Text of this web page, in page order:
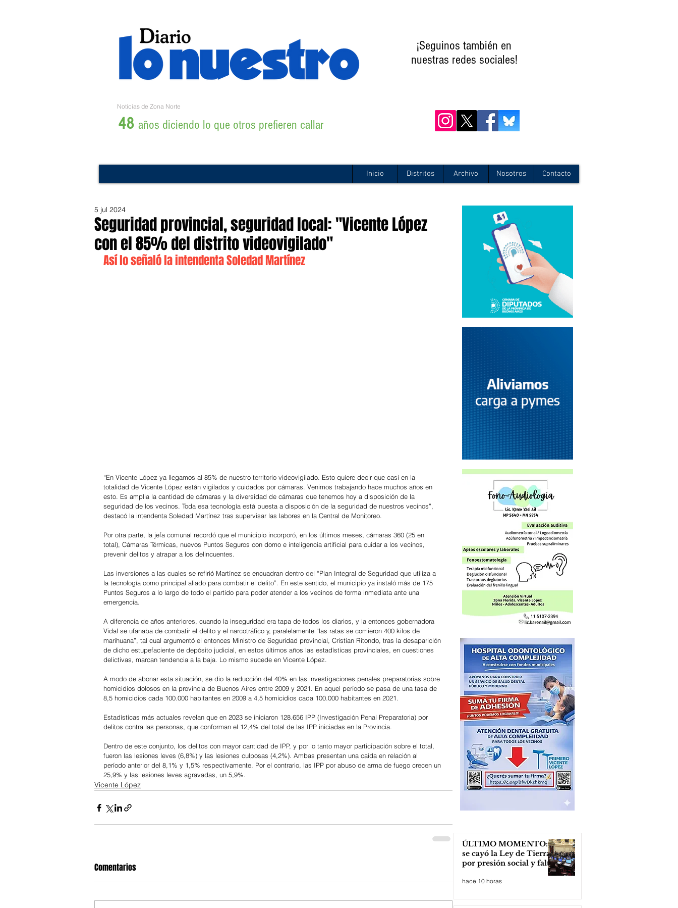
¡Seguinos también en
nuestras redes sociales!
Noticias de Zona Norte
48 años diciendo lo que otros prefieren callar
Inicio Distritos Archivo Nosotros Contacto
Seguridad provincial, seguridad local: "Vicente López
con el 85% del distrito videovigilado"
5 jul 2024
Así lo señaló la intendenta Soledad Martínez
“En Vicente López ya llegamos al 85% de nuestro territorio videovigilado. Esto quiere decir que casi en la
totalidad de Vicente López están vigilados y cuidados por cámaras. Venimos trabajando hace muchos años en
esto. Es amplia la cantidad de cámaras y la diversidad de cámaras que tenemos hoy a disposición de la
seguridad de los vecinos. Toda esa tecnología está puesta a disposición de la seguridad de nuestros vecinos”,
destacó la intendenta Soledad Martínez tras supervisar las labores en la Central de Monitoreo.
Por otra parte, la jefa comunal recordó que el municipio incorporó, en los últimos meses, cámaras 360 (25 en
total), Cámaras Térmicas, nuevos Puntos Seguros con domo e inteligencia artificial para cuidar a los vecinos,
prevenir delitos y atrapar a los delincuentes.
Las inversiones a las cuales se refirió Martínez se encuadran dentro del “Plan Integral de Seguridad que utiliza a
la tecnología como principal aliado para combatir el delito”. En este sentido, el municipio ya instaló más de 175
Puntos Seguros a lo largo de todo el partido para poder atender a los vecinos de forma inmediata ante una
emergencia.
A diferencia de años anteriores, cuando la inseguridad era tapa de todos los diarios, y la entonces gobernadora
Vidal se ufanaba de combatir el delito y el narcotráfico y, paralelamente “las ratas se comieron 400 kilos de
marihuana”, tal cual argumentó el entonces Ministro de Seguridad provincial, Cristian Ritondo, tras la desaparición
de dicho estupefaciente de depósito judicial, en estos últimos años las estadísticas provinciales, en cuestiones
delictivas, marcan tendencia a la baja. Lo mismo sucede en Vicente López.
A modo de abonar esta situación, se dio la reducción del 40% en las investigaciones penales preparatorias sobre
homicidios dolosos en la provincia de Buenos Aires entre 2009 y 2021. En aquel período se pasa de una tasa de
8,5 homicidios cada 100.000 habitantes en 2009 a 4,5 homicidios cada 100.000 habitantes en 2021.
Estadísticas más actuales revelan que en 2023 se iniciaron 128.656 IPP (Investigación Penal Preparatoria) por
delitos contra las personas, que conforman el 12,4% del total de las IPP iniciadas en la Provincia.
Dentro de este conjunto, los delitos con mayor cantidad de IPP, y por lo tanto mayor participación sobre el total,
fueron las lesiones leves (6,8%) y las lesiones culposas (4,2%). Ambas presentan una caída en relación al
período anterior del 8,1% y 1,5% respectivamente. Por el contrario, las IPP por abuso de arma de fuego crecen un
25,9% y las lesiones leves agravadas, un 5,9%.
Vicente López
Comentarios
ÚLTIMO MOMENTO:
se cayó la Ley de Tierras
por presión social y falta
hace 10 horas